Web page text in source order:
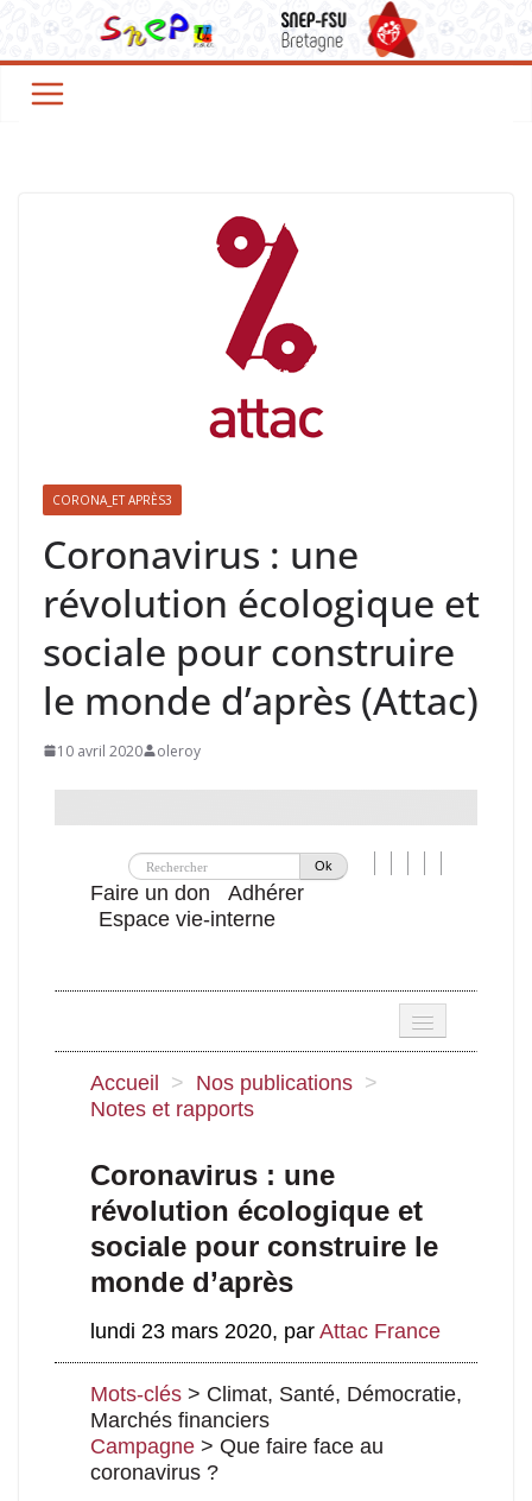
CORONA_ET APRÈS3
Coronavirus : une
révolution écologique et
sociale pour construire
le monde d’après (Attac)
10 avril 2020 oleroy